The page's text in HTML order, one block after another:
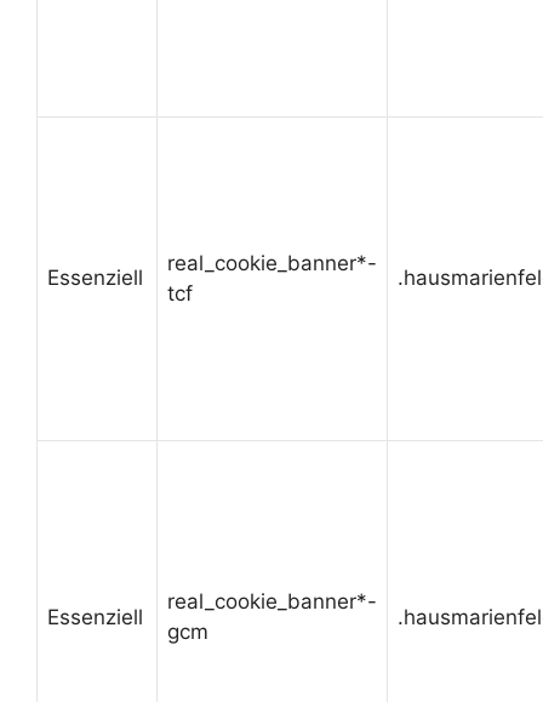
Essenziell
real_cookie_banner*-
tcf
Essenziell
real_cookie_banner*-
gcm